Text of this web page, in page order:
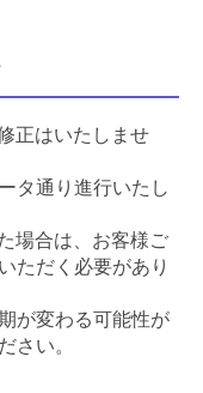
正はいたしませ
ータ通り進行いたし
場合は、お客様ご
ただく必要があり
が変わる可能性が
さい。